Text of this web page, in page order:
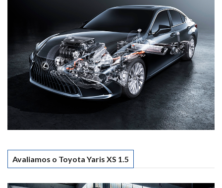
Avaliamos o Toyota Yaris XS 1.5